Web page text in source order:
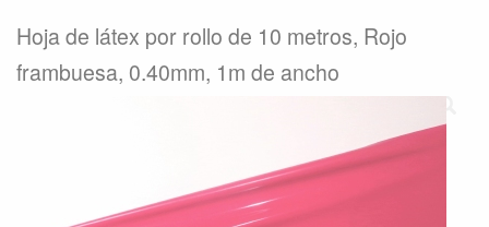
Hoja de látex por rollo de 10 metros, Rojo
frambuesa, 0.40mm, 1m de ancho